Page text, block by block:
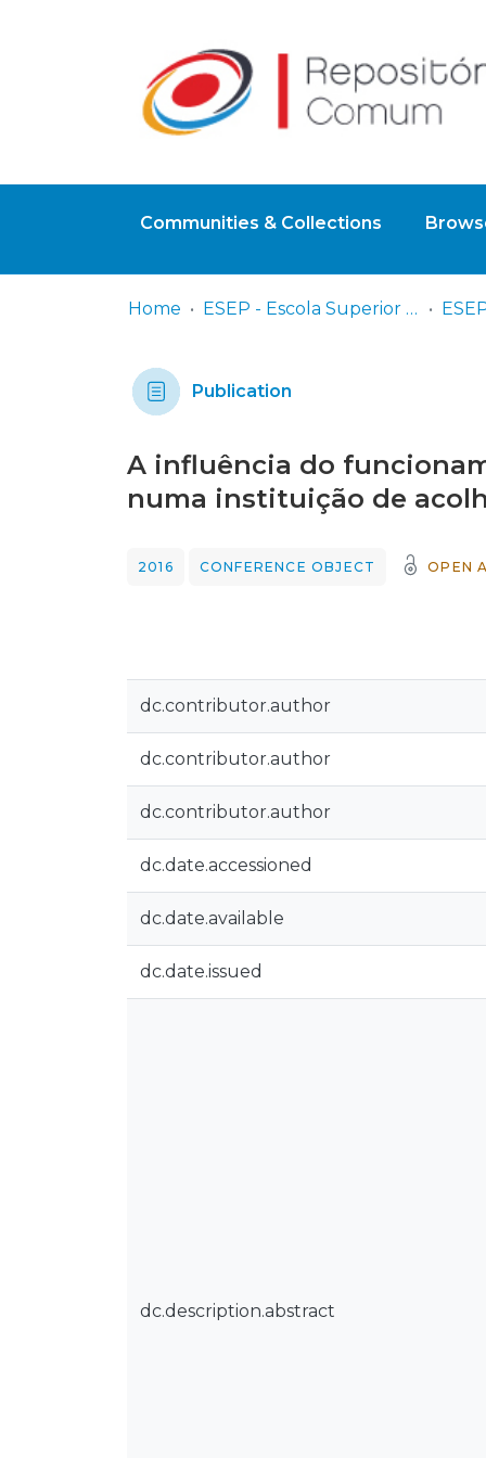
Communities & Collections
Home ESEP - Escola Superior de Enfermagem - Universidade do Porto
Publication
A influência do
numa instituição de
2016 CONFERENCE OBJECT OPEN
dc.contributor.author
dc.contributor.author
dc.contributor.author
dc.date.accessioned
dc.date.available
dc.date.issued
dc.description.abstract